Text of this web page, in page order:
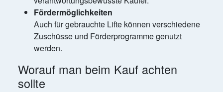
Fördermöglichkeiten
Auch für gebrauchte Lifte können verschiedene
Zuschüsse und Förderprogramme genutzt
werden.
Worauf man beim Kauf achten
sollte